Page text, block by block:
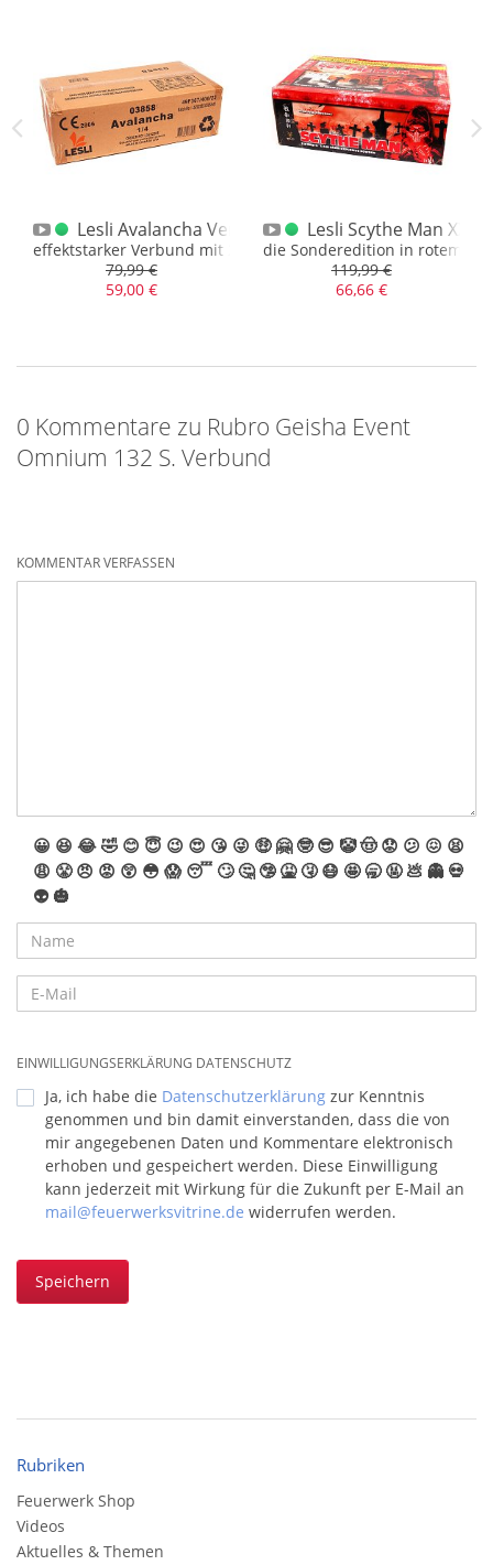
ambesten Video schauen
Lesli Avalancha Verbund XXL
effektstarker Verbund mit 200 Schuss und 1600gr. NEM
79,99 €
59,00 €
Lesli Scythe Man XXL
die Sonderedition in rotem
119,99 €
66,66 €
0 Kommentare zu Rubro Geisha Event
Omnium 132 S. Verbund
KOMMENTAR VERFASSEN
😀 😆 😂🤣 😊 😇 😉 😍 😘 😜 🤑 🤗 🤓 😎 🤡🤠 😟 😕 😖 😫
😩 😤 😠 😡 😲 😳 😱 😴 🙄 🤔 🤥 🤮 🤧 😷 🤩 🥱 🤬 💩 👻 💀
👽 🎃
EINWILLIGUNGSERKLÄRUNG DATENSCHUTZ
Ja, ich habe die Datenschutzerklärung zur Kenntnis
genommen und bin damit einverstanden, dass die von
mir angegebenen Daten und Kommentare elektronisch
erhoben und gespeichert werden. Diese Einwilligung
kann jederzeit mit Wirkung für die Zukunft per E-Mail an
mail@feuerwerksvitrine.de widerrufen werden.
Speichern
Rubriken
Feuerwerk Shop
Videos
Aktuelles & Themen